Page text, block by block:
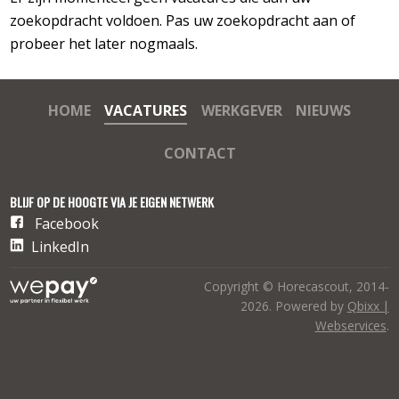
zoekopdracht voldoen. Pas uw zoekopdracht aan of
probeer het later nogmaals.
HOME VACATURES WERKGEVER NIEUWS
CONTACT
BLIJF OP DE HOOGTE VIA JE EIGEN NETWERK
Facebook
LinkedIn
Copyright © Horecascout, 2014-
2026. Powered by Qbixx |
Webservices.